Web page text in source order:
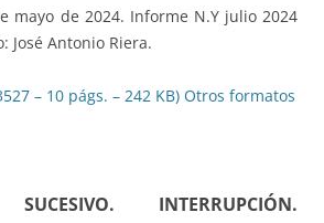
mayo de 2024. Informe N.Y julio 2024
José Antonio Riera.
– 10 págs. – 242 KB) Otros formatos
INTERRUPCIÓN.